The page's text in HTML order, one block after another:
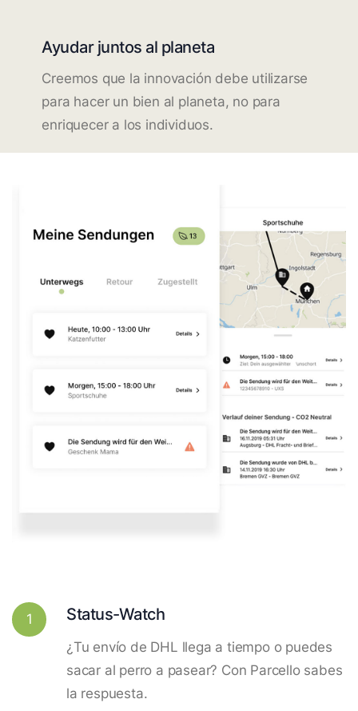
Ayudar juntos al planeta
Creemos que la innovación debe utilizarse
para hacer un bien al planeta, no para
enriquecer a los individuos.
1 Status-Watch
¿Tu envío de DHL llega a tiempo o puedes
sacar al perro a pasear? Con Parcello sabes
la respuesta.